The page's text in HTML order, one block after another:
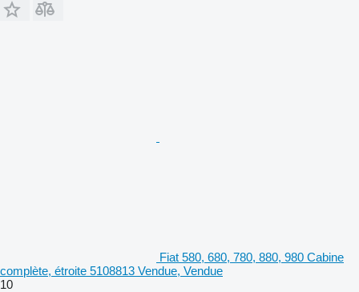
Fiat 580, 680, 780, 880, 980 Cabine
complète, étroite 5108813 Vendue, Vendue
10